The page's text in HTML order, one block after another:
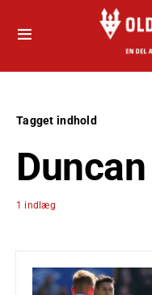
Tagget indhold
1 indlæg